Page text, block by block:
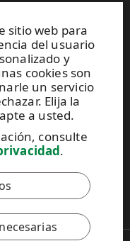
sitio web para
del usuario
y
cookies son
un servicio
Elija la
a usted.
consulte
.
y se aplican
de servicio